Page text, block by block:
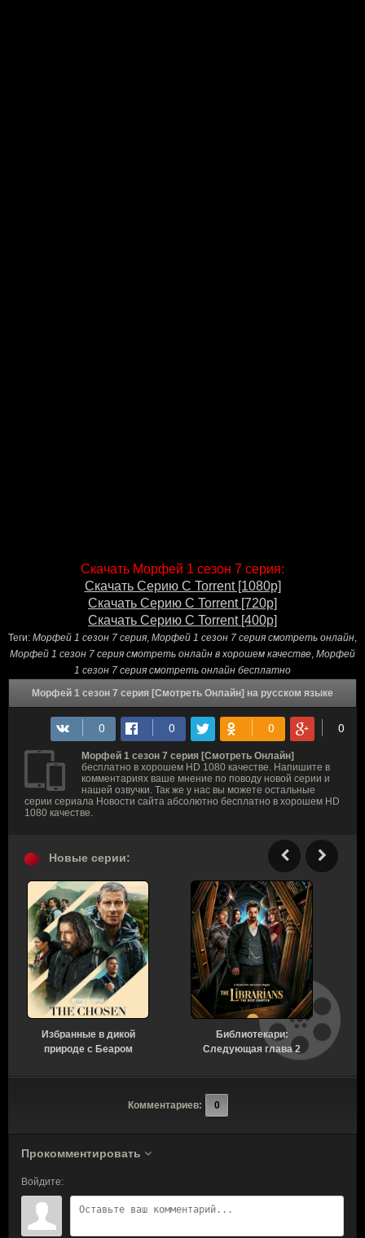
Скачать Морфей 1 сезон 7 серия:
Скачать Серию С Torrent [1080p]
Скачать Серию С Torrent [720p]
Скачать Серию С Torrent [400p]
Теги: Морфей 1 сезон 7 серия Морфей 1 сезон 7 серия смотреть онлайн
Морфей 1 сезон 7 серия смотреть онлайн в хорошем качестве Морфей
1 сезон 7 серия смотреть онлайн бесплатно
Морфей 1 сезон 7 серия [Смотреть Онлайн] на русском языке
Морфей 1 сезон 7 серия [Смотреть Онлайн]
бесплатно в хорошем HD 1080 качестве. Напишите в
комментариях ваше мнение по поводу новой серии и
нашей озвучки. Так же у нас вы можете остальные
серии сериала Новости сайта абсолютно бесплатно в хорошем HD
1080 качестве.
Новые серии:
Избранные в дикой
природе с Беаром
[Смотреть Онлайн]
Библиотекари:
Следующая глава 2
сезон 4 серия [Смотреть
Онлайн]
Комментариев: 0
Прокомментировать
Войдите: